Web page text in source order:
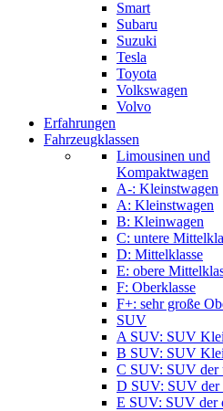
Smart
Subaru
Suzuki
Tesla
Toyota
Volkswagen
Volvo
Erfahrungen
Fahrzeugklassen
Limousinen und
Kompaktwagen
A-: Kleinstwagen
A: Kleinstwagen
B: Kleinwagen
C: untere
D: Mittelklasse
E: obere
F: Oberklasse
F+: sehr große
SUV
A SUV: SUV
B SUV: SUV
C SUV: SUV der
D SUV: SUV der
E SUV: SUV der